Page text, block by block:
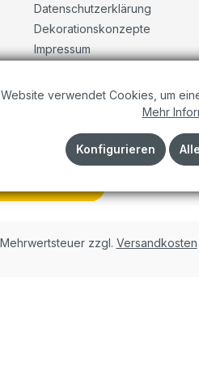
Datenschutzerklärung
Dekorationskonzepte
Impressum
zzgl. Versandkosten
verwendet Cookies, um
Mehr
Konfigurieren